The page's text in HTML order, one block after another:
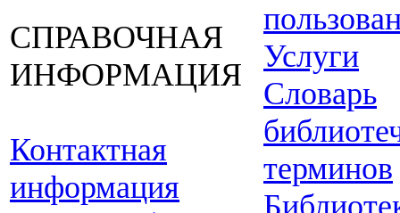
СПРАВОЧНАЯ
ИНФОРМАЦИЯ
Контактная
информация
Услуги
Словарь
терминов